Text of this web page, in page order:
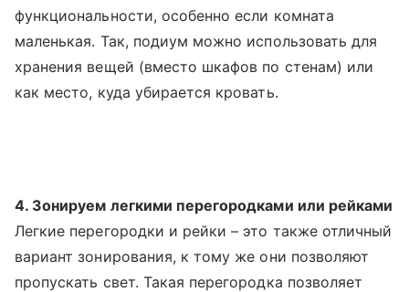
функциональности, особенно если комната
маленькая. Так, подиум можно использовать для
хранения вещей (вместо шкафов по стенам) или
как место, куда убирается кровать.
4. Зонируем легкими перегородками или рейками
Легкие перегородки и рейки – это также отличный
вариант зонирования, к тому же они позволяют
пропускать свет. Такая перегородка позволяет